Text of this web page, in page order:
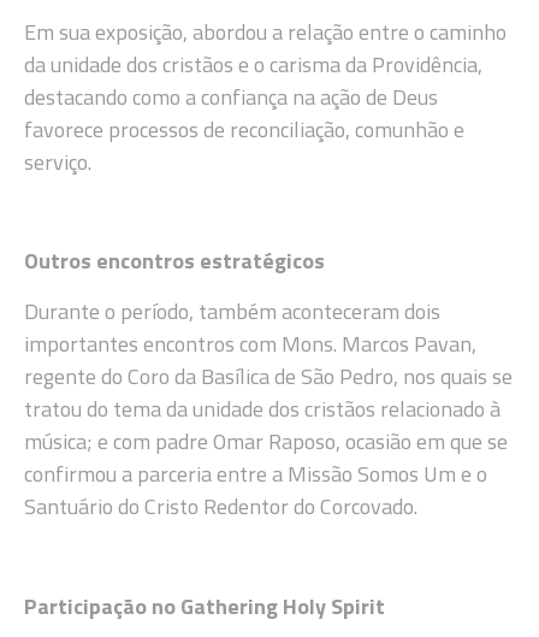
Em sua exposição, abordou a relação entre o caminho
da unidade dos cristãos e o carisma da Providência,
destacando como a confiança na ação de Deus
favorece processos de reconciliação, comunhão e
serviço.
Outros encontros estratégicos
Durante o período, também aconteceram dois
importantes encontros com Mons. Marcos Pavan,
regente do Coro da Basílica de São Pedro, nos quais se
tratou do tema da unidade dos cristãos relacionado à
música; e com padre Omar Raposo, ocasião em que se
confirmou a parceria entre a Missão Somos Um e o
Santuário do Cristo Redentor do Corcovado.
Participação no Gathering Holy Spirit